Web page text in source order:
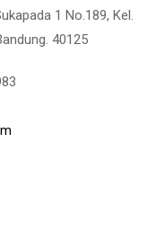
1 No.189, Kel.
40125